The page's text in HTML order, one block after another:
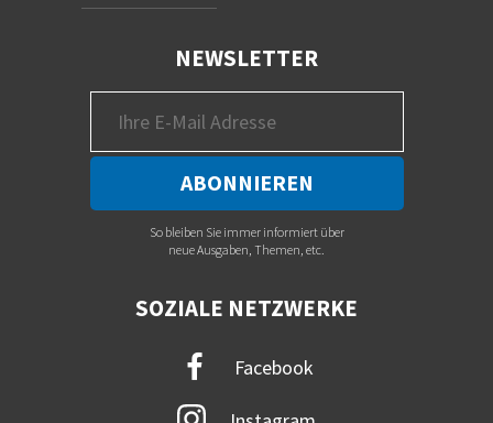
NEWSLETTER
So bleiben Sie immer informiert über
neue Ausgaben, Themen, etc.
SOZIALE NETZWERKE
Facebook